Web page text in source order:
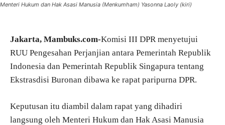
Menteri Hukum dan Hak Asasi Manusia (Menkumham) Yasonna Laoly (kiri)
Jakarta, Mambuks.com-Komisi III DPR menyetujui
RUU Pengesahan Perjanjian antara Pemerintah Republik
Indonesia dan Pemerintah Republik Singapura tentang
Ekstrasdisi Buronan dibawa ke rapat paripurna DPR.
Keputusan itu diambil dalam rapat yang dihadiri
langsung oleh Menteri Hukum dan Hak Asasi Manusia